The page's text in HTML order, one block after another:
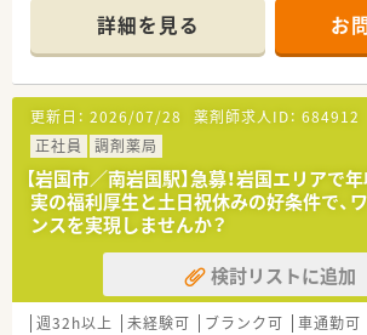
■主な応需科目は泌尿器科と皮膚科であり
枚数は平均40枚から50枚程度で、多い日
す。
■人員体制は薬剤師3名と事務員1名の構
で幅広い層が在籍しており、通常は薬剤
ます。
【募集背景と求める人物像について】
■2026年3月末に退職するスタッフが発
り、地域医療を支える一員として即戦力で
います。
■年齢や経験は問わず、20代から60代まで
り、自分の目指すキャリアを真剣に考えて
す。
■週30時間以上の勤務が可能で、ラスト
詳細を見る お
更新日： 2026/07/28 薬剤師求人ID： 684912
正社員
調剤薬局
【岩国市／南岩国駅】急募！岩国エリアで
実の福利厚生と土日祝休みの好条件で、
ンスを実現しませんか？
検討リストに追加
週32h以上 未経験可 ブランク可 車通勤可